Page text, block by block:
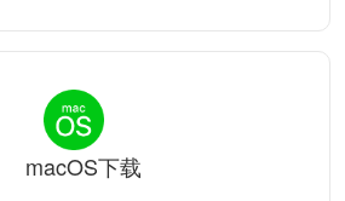
macOS下载